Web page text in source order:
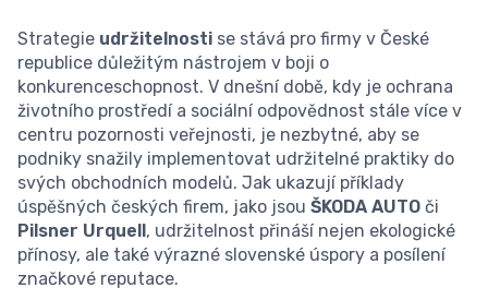
Strategie udržitelnosti se stává pro firmy v České
republice důležitým nástrojem v boji o
konkurenceschopnost. V dnešní době, kdy je ochrana
životního prostředí a sociální odpovědnost stále více v
centru pozornosti veřejnosti, je nezbytné, aby se
podniky snažily implementovat udržitelné praktiky do
svých obchodních modelů. Jak ukazují příklady
úspěšných českých firem, jako jsou ŠKODA AUTO či
Pilsner Urquell, udržitelnost přináší nejen ekologické
přínosy, ale také výrazné slovenské úspory a posílení
značkové reputace.